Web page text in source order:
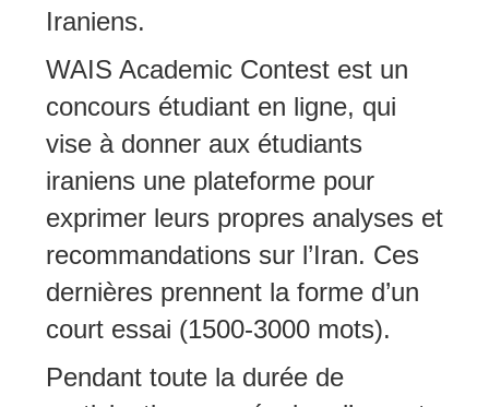
Iraniens.
WAIS Academic Contest est un
concours étudiant en ligne, qui
vise à donner aux étudiants
iraniens une plateforme pour
exprimer leurs propres analyses et
recommandations sur l’Iran. Ces
dernières prennent la forme d’un
court essai (1500-3000 mots).
Pendant toute la durée de